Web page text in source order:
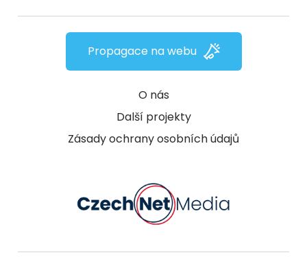
O nás
Další projekty
Zásady ochrany osobních údajů
Propagace na webu